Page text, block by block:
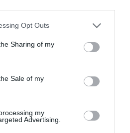
Opt Outs
Sharing of my
Sale of my
my
Advertising.
ειδήσεις